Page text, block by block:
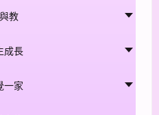
教
成長
一家